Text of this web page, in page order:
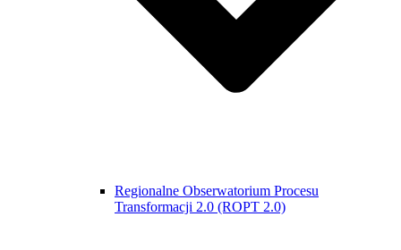
Regionalne Obserwatorium Procesu
Transformacji 2.0 (ROPT 2.0)